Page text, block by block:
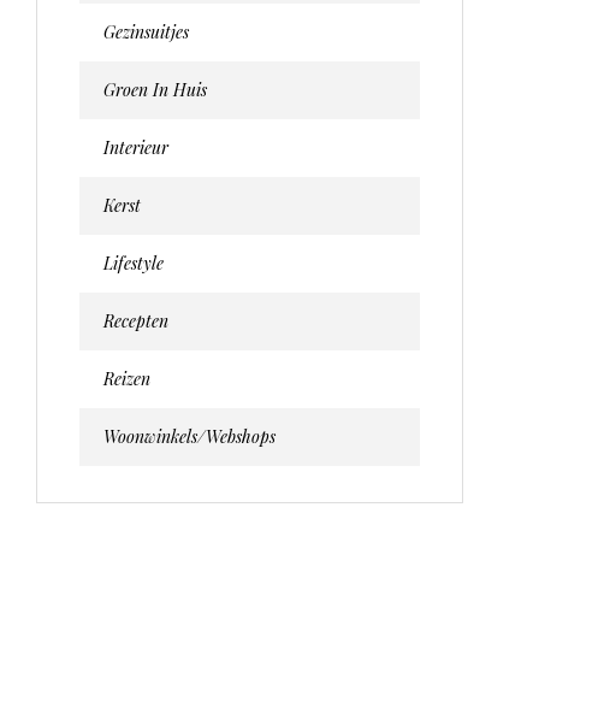
Gezinsuitjes
Groen In Huis
Interieur
Kerst
Lifestyle
Recepten
Reizen
Woonwinkels/webshops